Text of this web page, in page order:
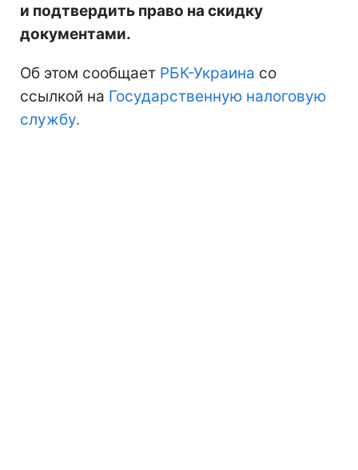
и подтвердить право на скидку
документами.
Об этом сообщает РБК-Украина со
ссылкой на Государственную налоговую
службу.